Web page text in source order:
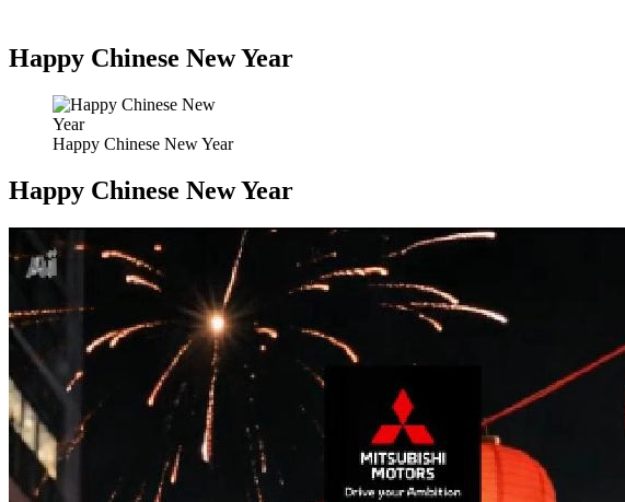
Happy Chinese New Year
Happy Chinese New Year
Happy Chinese New Year